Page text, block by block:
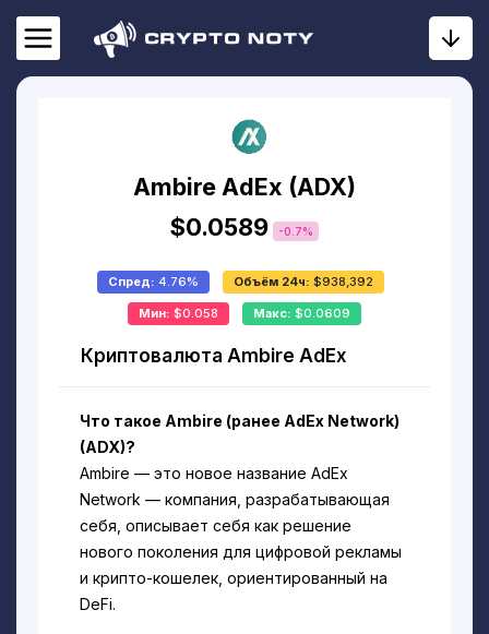
Ambire AdEx (ADX)
$0.0589
-0.7%
Спред: 4.76% Объём 24ч: $938,392
Мин: $0.058 Макс: $0.0609
Криптовалюта Ambire AdEx
Что такое Ambire (ранее AdEx Network)
(ADX)?
Ambire — это новое название AdEx
Network — компания, разрабатывающая
себя, описывает себя как решение
нового поколения для цифровой рекламы
и крипто-кошелек, ориентированный на
DeFi.